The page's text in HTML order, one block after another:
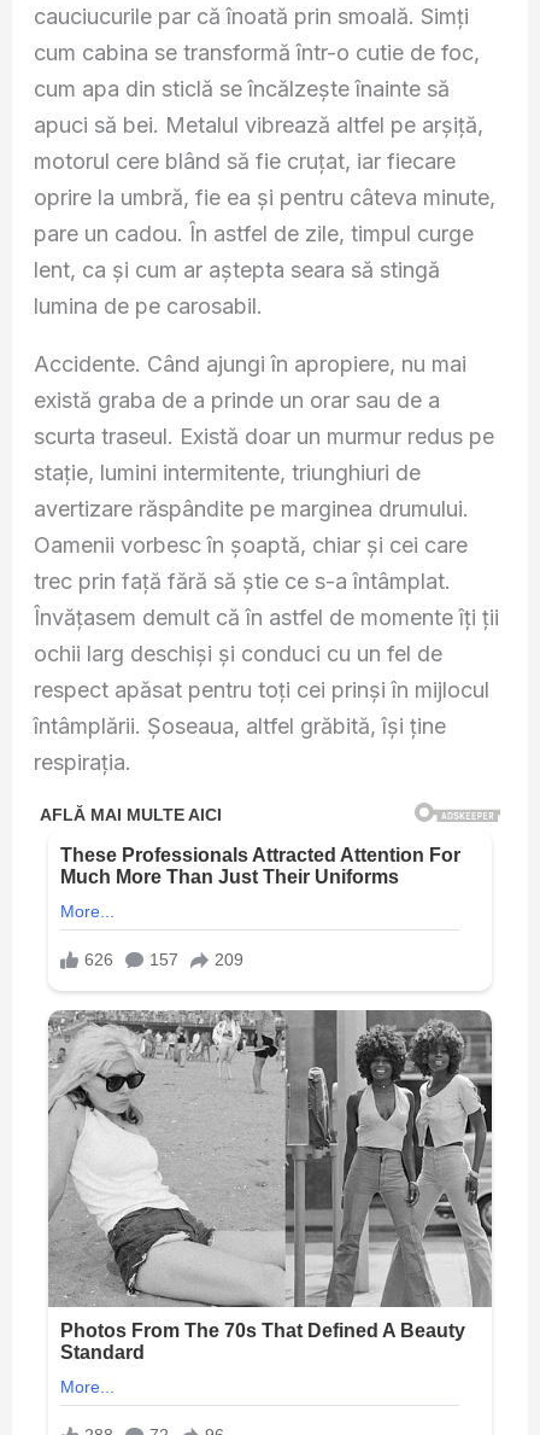
cauciucurile par că înoată prin smoală. Simți
cum cabina se transformă într-o cutie de foc,
cum apa din sticlă se încălzește înainte să
apuci să bei. Metalul vibrează altfel pe arșiță,
motorul cere blând să fie cruțat, iar fiecare
oprire la umbră, fie ea și pentru câteva minute,
pare un cadou. În astfel de zile, timpul curge
lent, ca și cum ar aștepta seara să stingă
lumina de pe carosabil.
Accidente. Când ajungi în apropiere, nu mai
există graba de a prinde un orar sau de a
scurta traseul. Există doar un murmur redus pe
stație, lumini intermitente, triunghiuri de
avertizare răspândite pe marginea drumului.
Oamenii vorbesc în șoaptă, chiar și cei care
trec prin față fără să știe ce s-a întâmplat.
Învățasem demult că în astfel de momente îți ții
ochii larg deschiși și conduci cu un fel de
respect apăsat pentru toți cei prinși în mijlocul
întâmplării. Șoseaua, altfel grăbită, își ține
respirația.